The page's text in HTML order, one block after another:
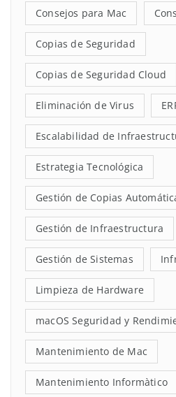
Consejos para Mac
Copias de Seguridad
Copias de Seguridad Cloud
Eliminación de Virus
Escalabilidad de
Estrategia Tecnológica
Gestión de Copias
Gestión de Infraestructura
Gestión de Sistemas
Limpieza de Hardware
macOS Seguridad y
Mantenimiento de Mac
Mantenimiento Informàtico